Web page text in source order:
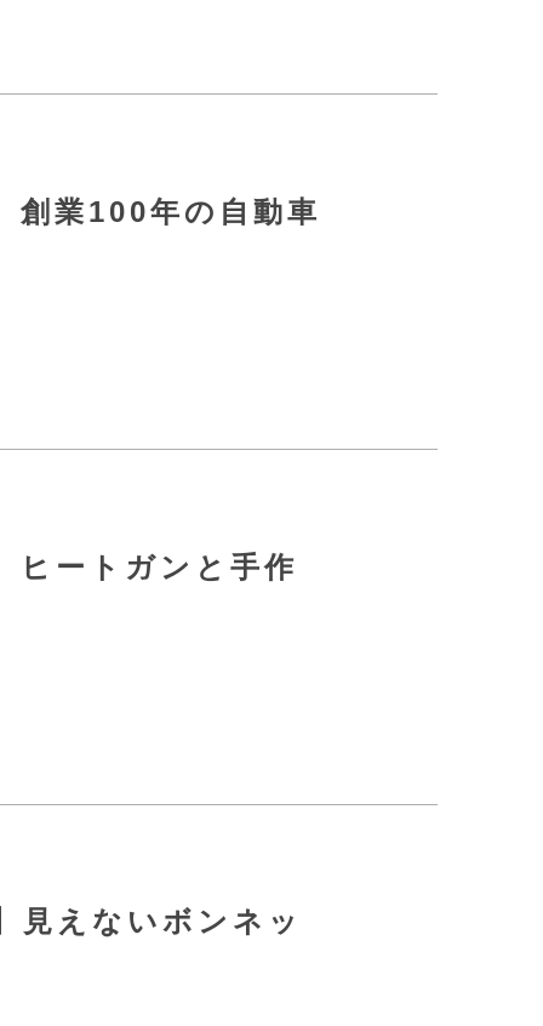
創業100年の自動車
ヒートガンと手作
見えないボンネッ